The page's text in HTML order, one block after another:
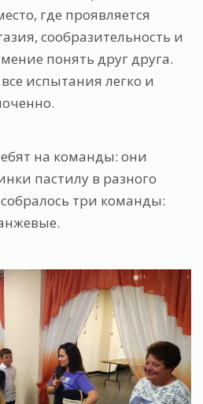
где проявляется
сообразительность и
понять друг друга.
испытания легко и
на команды: они
пастилу в разного
три команды: